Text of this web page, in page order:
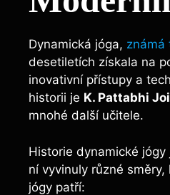
Dynamická jóga, známá
desetiletích získala na
inovativní přístupy a
historii je K. Pattabhi
mnohé další učitele.
Historie dynamické
ní vyvinuly různé
jógy patří: